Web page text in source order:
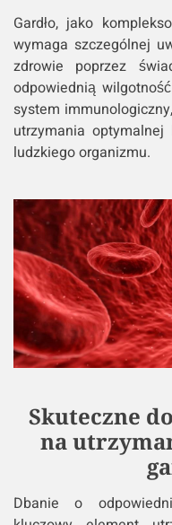
Gardło, jako
wymaga szczególnej
zdrowie poprzez
odpowiednią
system
utrzymania
ludzkiego organizmu.
Skuteczne
na
Dbanie o